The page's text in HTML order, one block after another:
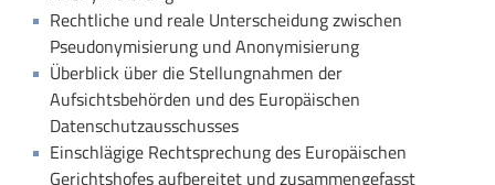
Rechtliche und reale Unterscheidung zwischen
Pseudonymisierung und Anonymisierung
Überblick über die Stellungnahmen der
Aufsichtsbehörden und des Europäischen
Datenschutzausschusses
Einschlägige Rechtsprechung des Europäischen
Gerichtshofes aufbereitet und zusammengefasst